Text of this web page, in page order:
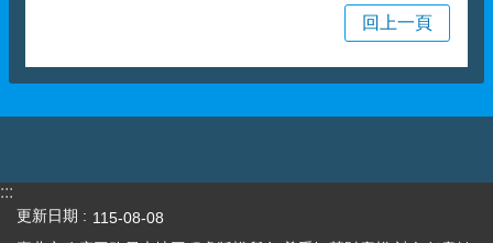
回上一頁
:::
更新日期
115-08-08